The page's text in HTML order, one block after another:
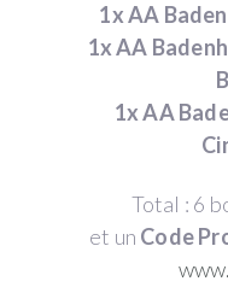
1x AA
1x AA
1x AA
Total : 6
et un Code